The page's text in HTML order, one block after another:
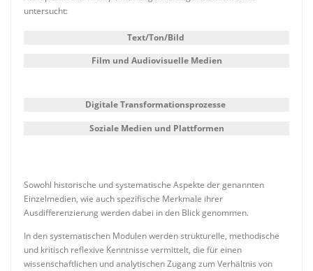
untersucht:
Text/Ton/Bild
Film und Audiovisuelle Medien
Digitale Transformationsprozesse
Soziale Medien und Plattformen
Sowohl historische und systematische Aspekte der genannten
Einzelmedien, wie auch spezifische Merkmale ihrer
Ausdifferenzierung werden dabei in den Blick genommen.
In den systematischen Modulen werden strukturelle, methodische
und kritisch reflexive Kenntnisse vermittelt, die für einen
wissenschaftlichen und analytischen Zugang zum Verhältnis von